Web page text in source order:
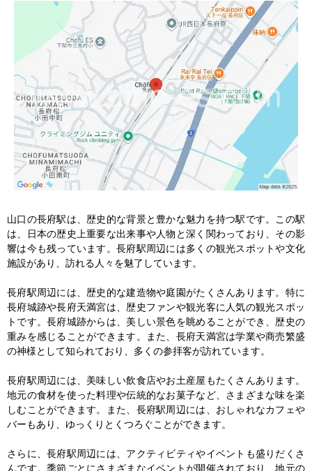
山口の長府駅は、歴史的な背景と豊かな魅力を持つ駅です。この駅
は、日本の歴史上重要な出来事や人物と深く関わっており、その影
響は今も残っています。長府駅周辺には多くの観光スポットや文化
施設があり、訪れる人々を魅了しています。
長府駅周辺には、歴史的な建造物や庭園がたくさんあります。特に
長府城跡や長府天満宮は、歴史ファンや観光客に人気の観光スポッ
トです。長府城跡からは、美しい景色を眺めることができ、歴史の
重みを感じることができます。また、長府天満宮は学業や商売繁盛
の神様として知られており、多くの参拝客が訪れています。
長府駅周辺には、美味しい飲食店やお土産屋もたくさんあります。
地元の食材を使った料理や伝統的なお菓子など、さまざまな味を楽
しむことができます。また、長府駅周辺には、おしゃれなカフェや
バーもあり、ゆっくりとくつろぐことができます。
さらに、長府駅周辺には、アクティビティやイベントも盛りだくさ
んです。季節ごとにさまざまなイベントが開催されており、地元の